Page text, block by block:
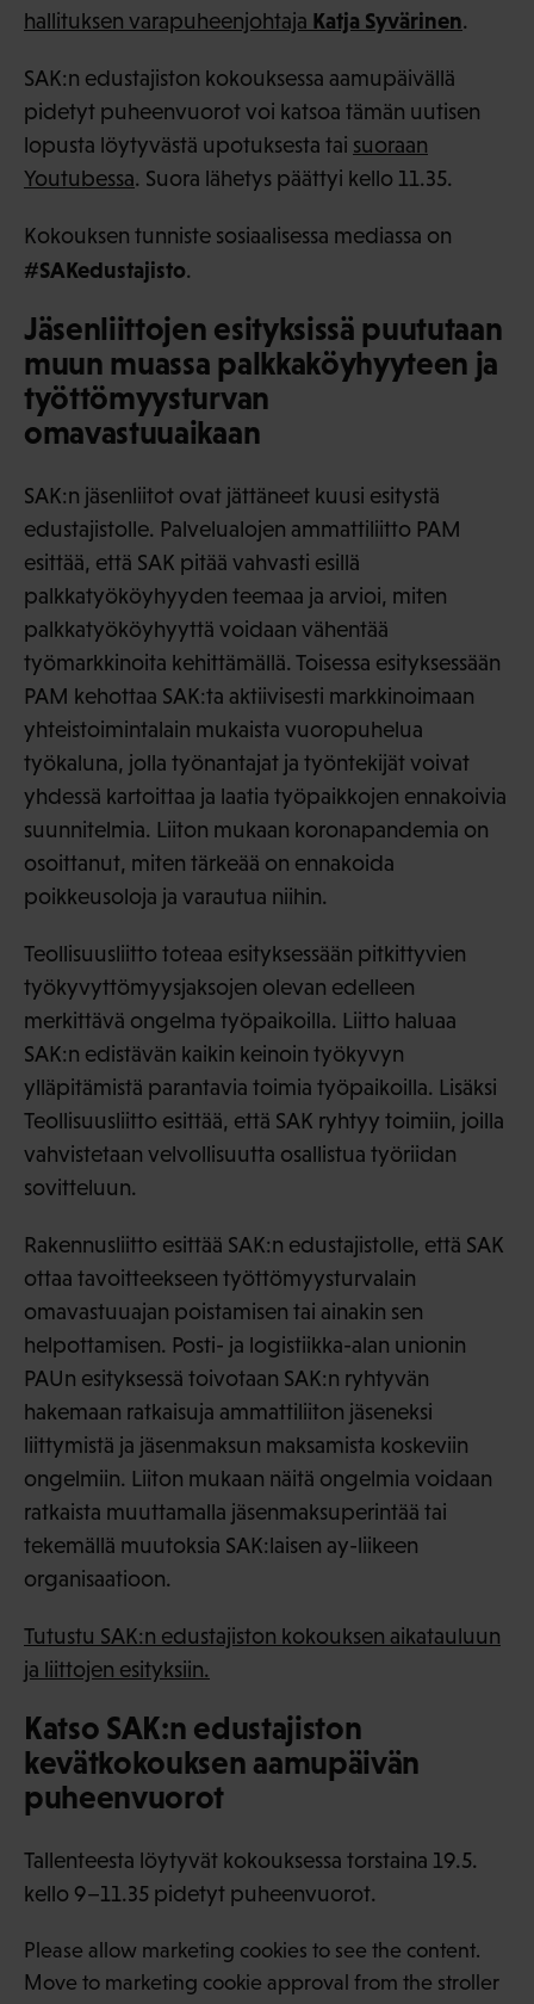
hallituksen varapuheenjohtaja Katja Syvärinen.
SAK:n edustajiston kokouksessa aamupäivällä
pidetyt puheenvuorot voi katsoa tämän uutisen
lopusta löytyvästä upotuksesta tai suoraan
Youtubessa. Suora lähetys päättyi kello 11.35.
Kokouksen tunniste sosiaalisessa mediassa on
#SAKedustajisto.
Jäsenliittojen esityksissä puututaan
muun muassa palkkaköyhyyteen ja
työttömyysturvan
omavastuuaikaan
SAK:n jäsenliitot ovat jättäneet kuusi esitystä
edustajistolle. Palvelualojen ammattiliitto PAM
esittää, että SAK pitää vahvasti esillä
palkkatyököyhyyden teemaa ja arvioi, miten
palkkatyököyhyyttä voidaan vähentää
työmarkkinoita kehittämällä. Toisessa esityksessään
PAM kehottaa SAK:ta aktiivisesti markkinoimaan
yhteistoimintalain mukaista vuoropuhelua
työkaluna, jolla työnantajat ja työntekijät voivat
yhdessä kartoittaa ja laatia työpaikkojen ennakoivia
suunnitelmia. Liiton mukaan koronapandemia on
osoittanut, miten tärkeää on ennakoida
poikkeusoloja ja varautua niihin.
Teollisuusliitto toteaa esityksessään pitkittyvien
työkyvyttömyysjaksojen olevan edelleen
merkittävä ongelma työpaikoilla. Liitto haluaa
SAK:n edistävän kaikin keinoin työkyvyn
ylläpitämistä parantavia toimia työpaikoilla. Lisäksi
Teollisuusliitto esittää, että SAK ryhtyy toimiin, joilla
vahvistetaan velvollisuutta osallistua työriidan
sovitteluun.
Rakennusliitto esittää SAK:n edustajistolle, että SAK
ottaa tavoitteekseen työttömyysturvalain
omavastuuajan poistamisen tai ainakin sen
helpottamisen. Posti- ja logistiikka-alan unionin
PAUn esityksessä toivotaan SAK:n ryhtyvän
hakemaan ratkaisuja ammattiliiton jäseneksi
liittymistä ja jäsenmaksun maksamista koskeviin
ongelmiin. Liiton mukaan näitä ongelmia voidaan
ratkaista muuttamalla jäsenmaksuperintää tai
tekemällä muutoksia SAK:laisen ay-liikeen
organisaatioon.
Tutustu SAK:n edustajiston kokouksen aikatauluun
ja liittojen esityksiin.
Katso SAK:n edustajiston
kevätkokouksen aamupäivän
puheenvuorot
Tallenteesta löytyvät kokouksessa torstaina 19.5.
kello 9–11.35 pidetyt puheenvuorot.
Please allow marketing cookies to see the content.
Move to marketing cookie approval from the stroller